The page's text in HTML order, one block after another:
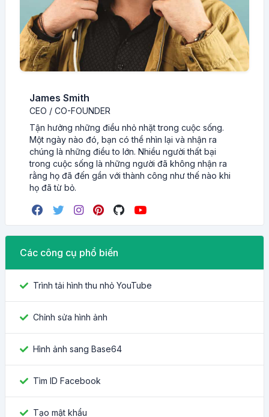
James Smith
CEO / CO-FOUNDER
Tận hưởng những điều nhỏ nhặt trong cuộc sống.
Một ngày nào đó, bạn có thể nhìn lại và nhận ra
chúng là những điều to lớn. Nhiều người thất bại
trong cuộc sống là những người đã không nhận ra
rằng họ đã đến gần với thành công như thế nào khi
họ đã từ bỏ.
Các công cụ phổ biến
Trình tải hình thu nhỏ YouTube
Chỉnh sửa hình ảnh
Hình ảnh sang Base64
Tìm ID Facebook
Tạo mật khẩu